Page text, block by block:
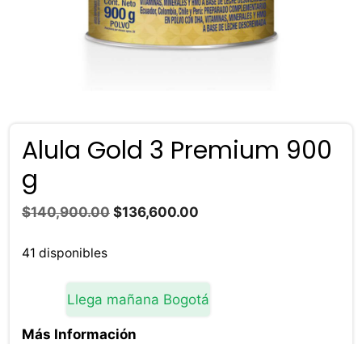
Alula Gold 3 Premium 900
g
$140,900.00 El
$140,900.00.
$136,600.00
$136,600.00.
41 disponibles
Llega mañana Bogotá
Más Información